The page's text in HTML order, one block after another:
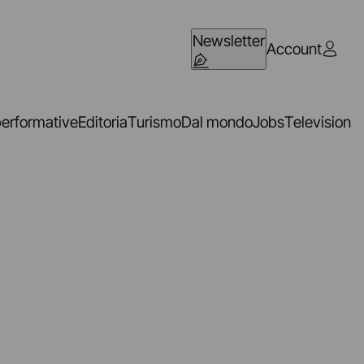
NewsletterAccount
EditoriaTurismoDal mondoJobsTelevision